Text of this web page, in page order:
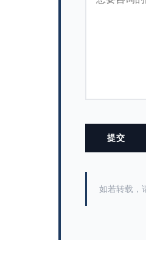
如若转载，